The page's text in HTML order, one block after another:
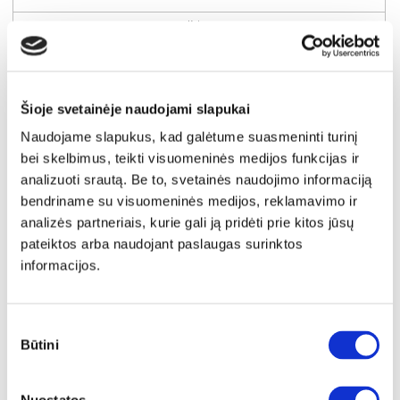
Šioje svetainėje naudojami slapukai
Naudojame slapukus, kad galėtume suasmeninti turinį
bei skelbimus, teikti visuomeninės medijos funkcijas ir
analizuoti srautą. Be to, svetainės naudojimo informaciją
bendriname su visuomeninės medijos, reklamavimo ir
analizės partneriais, kurie gali ją pridėti prie kitos jūsų
pateiktos arba naudojant paslaugas surinktos
informacijos.
pasirinkimas
Būtini
Kaina: